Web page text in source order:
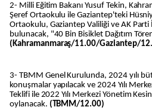
2- Milli Eğitim Bakanı Yusuf Tekin,
Şeref Ortaokulu ile Gaziantep'teki
Ortaokulu, Gaziantep Valiliği ve AK Parti
bulunacak, "40 Bin Bisiklet Dağıtım
(Kahramanmaraş/11.00/Gaziantep/
3- TBMM Genel Kurulunda, 2024 yılı
konuşmalar yapılacak ve 2024 Yılı
Teklifi ile 2022 Yılı Merkezi Yönetim
oylanacak. (TBMM/12.00)